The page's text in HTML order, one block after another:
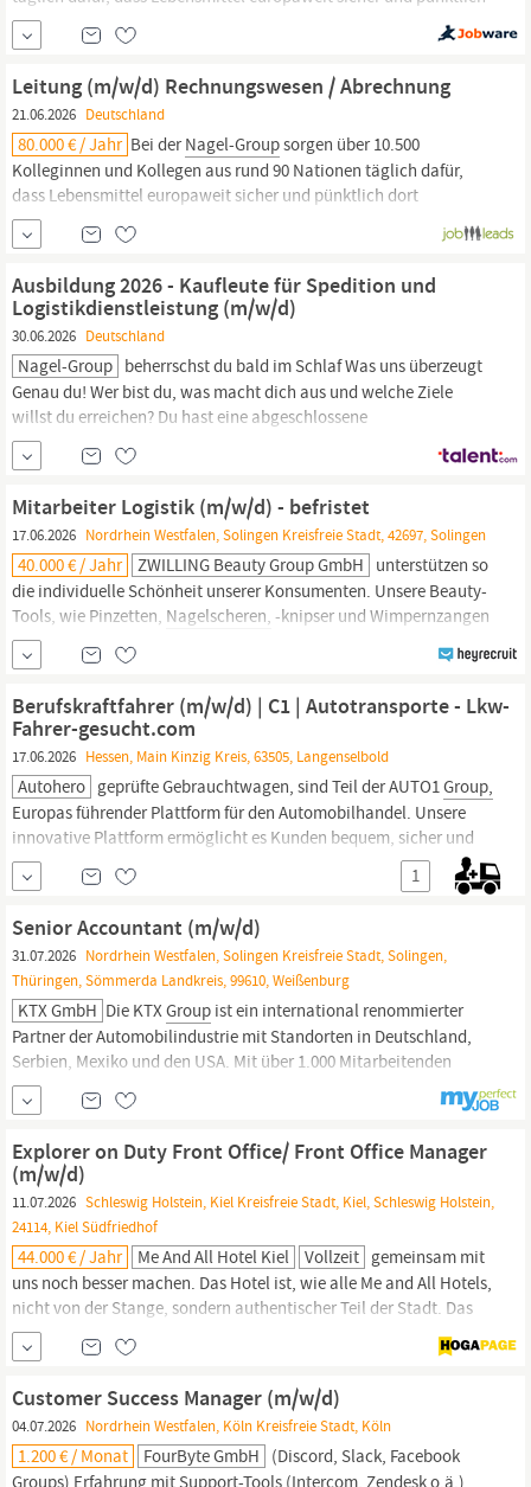
dort ankommen, wo sie gebraucht werden. Wir sind
systemrelevant, zukunftssicher und immer in Bewegung. Werde
Teil unseres Teams und gestalte mit uns die Zukunft der
temperaturgeführten Logistik. Klingt gut?
Leitung (m/w/d) Rechnungswesen / Abrechnung
21.06.2026 Deutschland
80.000 € / Jahr Bei derNagel-Groupsorgen über 10.500
Kolleginnen und Kollegen aus rund 90 Nationen täglich dafür,
dass Lebensmittel europaweit sicher und pünktlich dort
ankommen, wo sie gebraucht werden. Wir sind systemrelevant,
zukunftssicherund immer in Bewegung. Werde Teil unseres Teams
Logistik. Leitung (m...
Ausbildung 2026 - Kaufleute für Spedition und
Logistikdienstleistung (m/w/d)
30.06.2026 Deutschland
Nagel-Group beherrschst du bald im Schlaf Was uns überzeugt
Genau du! Wer bist du, was macht dich aus und welche Ziele
willst du erreichen? Du hast eine abgeschlossene
Schulausbildung – guter Realschulabschluss oder (Fach-)Abitur
Logistik fasziniert dich und du bist bereit, mit der
Nagel-Group
durchzustarten Disposition, Export, Warehouse aber auch
Abrechnung und
Mitarbeiter Logistik (m/w/d) - befristet
17.06.2026 Nordrhein Westfalen, Solingen Kreisfreie Stadt, 42697, Solingen
40.000 € / Jahr ZWILLING Beauty Group GmbH unterstützen so
die individuelle Schönheit unserer Konsumenten. Unsere Beauty-
Tools, wie Pinzetten, Nagelscheren, -knipser und Wimpernzangen
werden regelmäßig von Konsumenten, der Presse und
internationalen Design-Jurys ausgezeichnet. Die ZWILLING
bietet ein international starkes Markenportfolio mit
den Kernmarken ZWILLING...
Berufskraftfahrer (m/w/d) | C1 | Autotransporte - Lkw-
Fahrer-gesucht.com
17.06.2026 Hessen, Main Kinzig Kreis, 63505, Langenselbold
Autohero geprüfte Gebrauchtwagen, sind Teil der AUTO1Group,
Europas führender Plattform für den Automobilhandel. Unsere
innovative Plattform ermöglicht es Kunden bequem, sicher und
transparent hochwertige Gebrauchtwagen online zu kaufen.
www.auto1- group
.com Wir leben eine offene Kultur und setzen
uns über Konventionen, wie dem Siezen oder...
1
Senior Accountant (m/w/d)
31.07.2026 Nordrhein Westfalen, Solingen Kreisfreie Stadt, Solingen,
Thüringen, Sömmerda Landkreis, 99610, Weißenburg
KTX GmbH Die KTXGroup ist ein international renommierter
Partner der Automobilindustrie mit Standorten in Deutschland,
Serbien, Mexiko und den USA. Mit über 1.000 Mitarbeitenden
fokussieren wir uns auf die Entwicklung und Produktion
hochwertiger Kunststoffkomponenten und setzen Maßstäbe in
Funktionalität, Präzision und Innovation.
Explorer on Duty Front Office/ Front Office Manager
(m/w/d)
11.07.2026 Schleswig Holstein, Kiel Kreisfreie Stadt, Kiel, Schleswig Holstein,
24114, Kiel Südfriedhof
44.000 € / Jahr Me And All Hotel Kiel Vollzeit gemeinsam mit
uns noch besser machen. Das Hotel ist, wie alle Me and All Hotels,
nicht von der Stange, sondern authentischer Teil der Stadt. Das
Hotel gehört zur Lindner Hotel
– einer familiengeführten
Hotelgesellschaft mit Sitz in Düsseldorf und einem Portfolio von
über 29 Hotels in zehn europäischen Ländern und in den
Customer Success Manager (m/w/d)
04.07.2026 Nordrhein Westfalen, Köln Kreisfreie Stadt, Köln
1.200 € / Monat FourByte GmbH (Discord, Slack, Facebook
Groups) Erfahrung mit Support-Tools (Intercom, Zendesk o.ä.)